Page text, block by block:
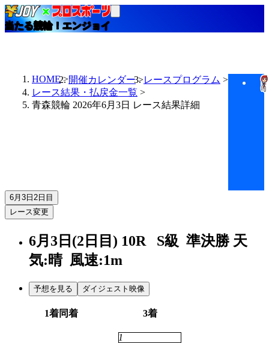
当たる競輪！エンジョイ
HOME 開催カレンダー
レースプログラム
レース結果・払戻金一覧
青森競輪 2026年6月3日 レース結果詳細
6月3日 2日目
レース変更
6月3日(2日目) 10R S級 準決勝 天
気:晴 風速:1m
予想を見る ダイジェスト映像
1着同着 3着
1